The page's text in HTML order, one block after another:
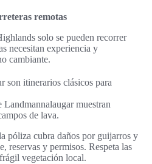
remotas
solo se pueden recorrer
necesitan experiencia y
cambiante.
son itinerarios clásicos para
Landmannalaugar muestran
de lava.
póliza cubra daños por guijarros y
reservas y permisos. Respeta las
vegetación local.